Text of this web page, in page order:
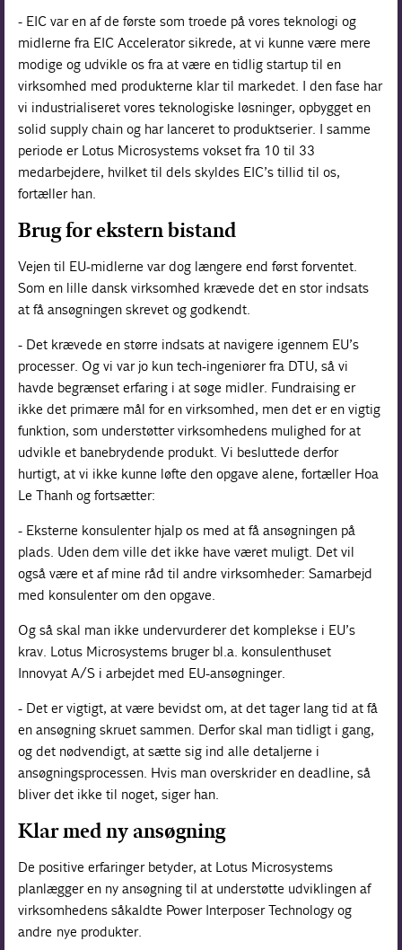
- EIC var en af de første som troede på vores teknologi og
midlerne fra EIC Accelerator sikrede, at vi kunne være mere
modige og udvikle os fra at være en tidlig startup til en
virksomhed med produkterne klar til markedet. I den fase har
vi industrialiseret vores teknologiske løsninger, opbygget en
solid supply chain og har lanceret to produktserier. I samme
periode er Lotus Microsystems vokset fra 10 til 33
medarbejdere, hvilket til dels skyldes EIC’s tillid til os,
fortæller han.
Brug for ekstern bistand
Vejen til EU-midlerne var dog længere end først forventet.
Som en lille dansk virksomhed krævede det en stor indsats
at få ansøgningen skrevet og godkendt.
- Det krævede en større indsats at navigere igennem EU’s
processer. Og vi var jo kun tech-ingeniører fra DTU, så vi
havde begrænset erfaring i at søge midler. Fundraising er
ikke det primære mål for en virksomhed, men det er en vigtig
funktion, som understøtter virksomhedens mulighed for at
udvikle et banebrydende produkt. Vi besluttede derfor
hurtigt, at vi ikke kunne løfte den opgave alene, fortæller Hoa
Le Thanh og fortsætter:
- Eksterne konsulenter hjalp os med at få ansøgningen på
plads. Uden dem ville det ikke have været muligt. Det vil
også være et af mine råd til andre virksomheder: Samarbejd
med konsulenter om den opgave.
Og så skal man ikke undervurderer det komplekse i EU’s
krav. Lotus Microsystems bruger bl.a. konsulenthuset
Innovyat A/S i arbejdet med EU-ansøgninger.
- Det er vigtigt, at være bevidst om, at det tager lang tid at få
en ansøgning skruet sammen. Derfor skal man tidligt i gang,
og det nødvendigt, at sætte sig ind alle detaljerne i
ansøgningsprocessen. Hvis man overskrider en deadline, så
bliver det ikke til noget, siger han.
Klar med ny ansøgning
De positive erfaringer betyder, at Lotus Microsystems
planlægger en ny ansøgning til at understøtte udviklingen af
virksomhedens såkaldte Power Interposer Technology og
andre nye produkter.